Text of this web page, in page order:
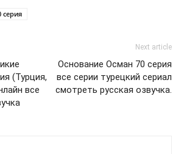
серия
(Турция,
все
Next article
Основание Осман 70 серия
все серии турецкий сериал
смотреть русская озвучка.